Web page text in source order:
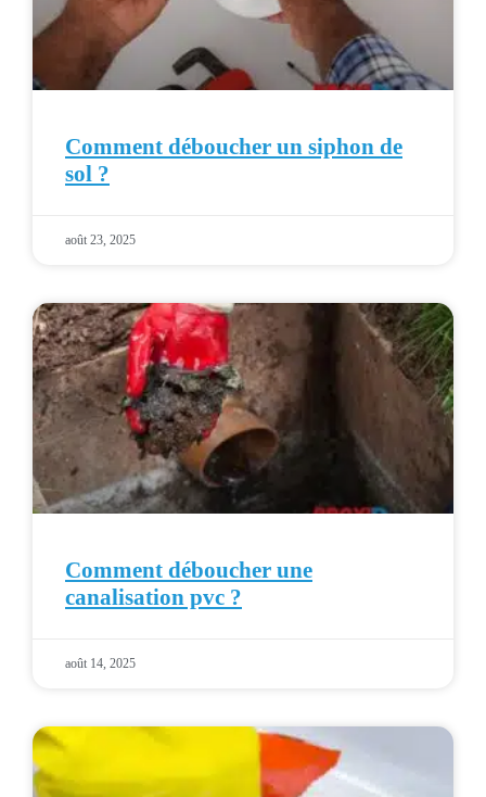
Comment déboucher un siphon de
sol ?
août 23, 2025
Comment déboucher une
canalisation pvc ?
août 14, 2025